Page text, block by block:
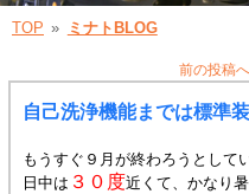
TOP ミナトBLOG
前の投稿へ
自己洗浄機能までは標準
もうすぐ９月が終わろうとして
日中は ３０度近くて、かなり暑